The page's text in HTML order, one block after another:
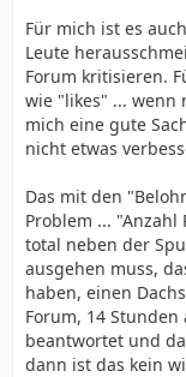
Für mich ist es
Leute
Forum kritisieren.
wie "likes" ...
mich eine gute
nicht etwas
Das mit den
Problem ...
total neben der
ausgehen muss,
haben, einen
Forum, 14
beantwortet und
dann ist das kein